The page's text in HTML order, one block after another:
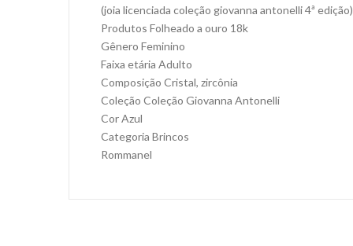
(joia licenciada coleção giovanna antonelli 4ª edição)
Produtos Folheado a ouro 18k
Gênero Feminino
Faixa etária Adulto
Composição Cristal, zircônia
Coleção Coleção Giovanna Antonelli
Cor Azul
Categoria Brincos
Rommanel